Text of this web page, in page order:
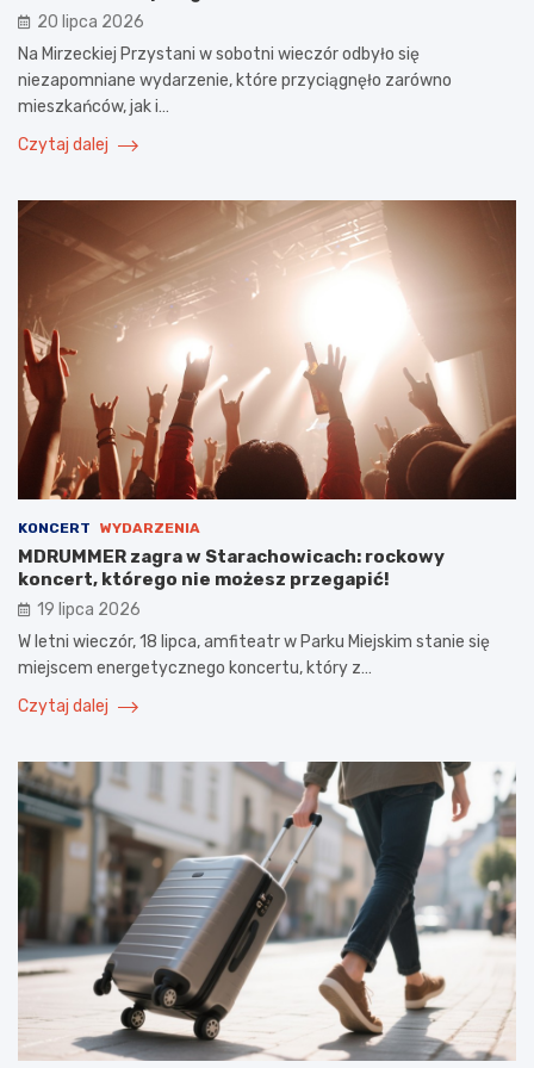
20 lipca 2026
Na Mirzeckiej Przystani w sobotni wieczór odbyło się
niezapomniane wydarzenie, które przyciągnęło zarówno
mieszkańców, jak i…
Czytaj dalej
KONCERT WYDARZENIA
MDRUMMER zagra w Starachowicach: rockowy
koncert, którego nie możesz przegapić!
19 lipca 2026
W letni wieczór, 18 lipca, amfiteatr w Parku Miejskim stanie się
miejscem energetycznego koncertu, który z…
Czytaj dalej